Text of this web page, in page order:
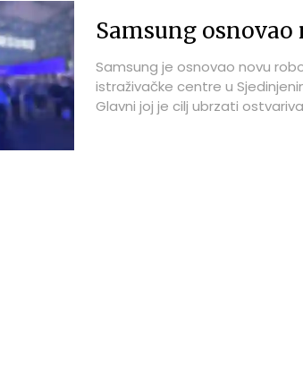
Samsung
Samsung je osnovao novu
istraživačke centre u
Glavni joj je cilj ubrzati